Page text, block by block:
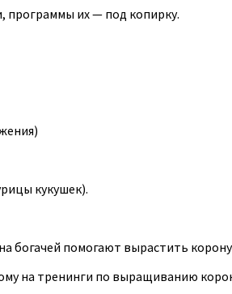
программы их — под копирку.
кукушек).
богачей помогают вырастить
на тренинги по выращиванию